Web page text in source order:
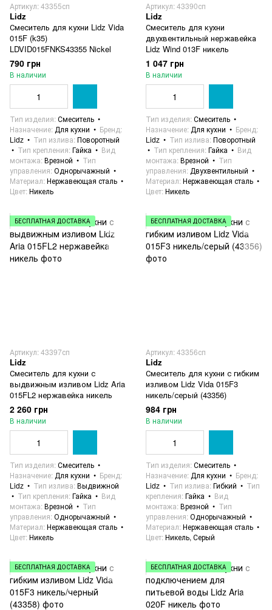
Артикул: 43355сп
Lidz
Смеситель для кухни Lidz Vida
015F (k35)
LDVID015FNKS43355 Nickel
790 грн
В наличии
Тип изделия Смеситель
Назначение Для кухни
Бренд
Lidz
Тип излива Поворотный
Тип крепления Гайка
Вид
монтажа Врезной
Тип
управления Однорычажный
Материал Нержавеющая сталь
Цвет Никель
Артикул: 43390сп
Lidz
Смеситель для кухни
двухвентильный нержавейка
Lidz Wind 013F никель
1 047 грн
В наличии
Тип изделия Смеситель
Назначение Для кухни
Бренд
Lidz
Тип излива Поворотный
Тип крепления Гайка
Вид
монтажа Врезной
Тип
управления Двухвентильный
Материал Нержавеющая сталь
Цвет Никель
БЕСПЛАТНАЯ ДОСТАВКА
Артикул: 43397сп
Lidz
Смеситель для кухни с
выдвижным изливом Lidz Aria
015FL2 нержавейка никель
2 260 грн
В наличии
Тип изделия Смеситель
Назначение Для кухни
Бренд
Lidz
Тип излива Выдвижной
Тип крепления Гайка
Вид
монтажа Врезной
Тип
управления Однорычажный
Материал Нержавеющая сталь
Цвет Никель
БЕСПЛАТНАЯ ДОСТАВКА
Артикул: 43356сп
Lidz
Смеситель для кухни с гибким
изливом Lidz Vida 015F3
никель/серый (43356)
984 грн
В наличии
Тип изделия Смеситель
Назначение Для кухни
Бренд
Lidz
Тип излива Гибкий
Тип
крепления Гайка
Вид
монтажа Врезной
Тип
управления Однорычажный
Материал Нержавеющая сталь
Цвет Никель, Серый
БЕСПЛАТНАЯ ДОСТАВКА БЕСПЛАТНАЯ ДОСТАВКА